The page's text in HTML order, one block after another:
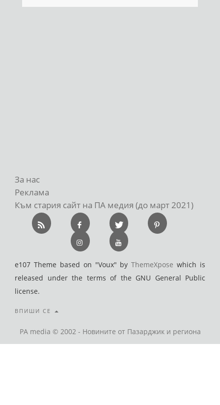
За нас
Реклама
Към стария сайт на ПА медия (до март 2021)
e107 Theme based on "Voux" byThemeXpose which is
released under the terms of the GNU General Public
license.
ВПИШИ СЕ
PA media © 2002 - Новините от Пазарджик и региона